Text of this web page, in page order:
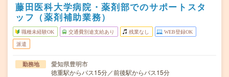
藤田医科大学病院・薬剤部でのサポートスタ
ッフ（薬剤補助業務）
職種未経験OK 交通費別途支給あり 残業なし WEB登録OK
派遣
勤務地
愛知県豊明市
徳重駅からバス15分／前後駅からバス15分